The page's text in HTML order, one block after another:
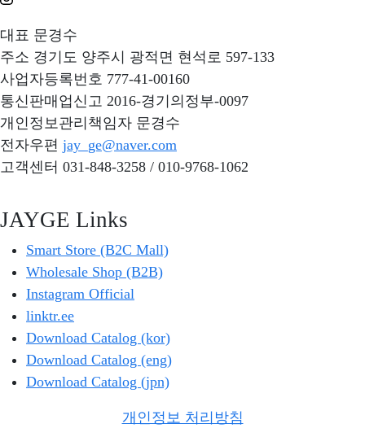
대표 문경수
주소 경기도 양주시 광적면 현석로 597-133
사업자등록번호 777-41-00160
통신판매업신고 2016-경기의정부-0097
개인정보관리책임자 문경수
전자우편 jay_ge@naver.com
고객센터 031-848-3258 / 010-9768-1062
JAYGE Links
Smart Store (B2C Mall)
Wholesale Shop (B2B)
Instagram Official
linktr.ee
Download Catalog (kor)
Download Catalog (eng)
Download Catalog (jpn)
개인정보 처리방침